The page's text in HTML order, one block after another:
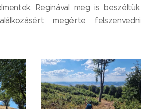
Reginával meg is beszéltük,
megérte felszenvedni